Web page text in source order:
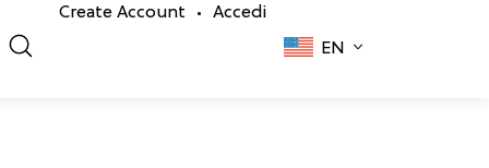
Create Account •
Accedi
EN